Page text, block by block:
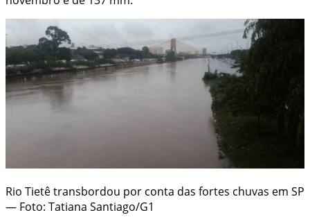
Rio Tietê transbordou por conta das fortes chuvas em SP
— Foto: Tatiana Santiago/G1